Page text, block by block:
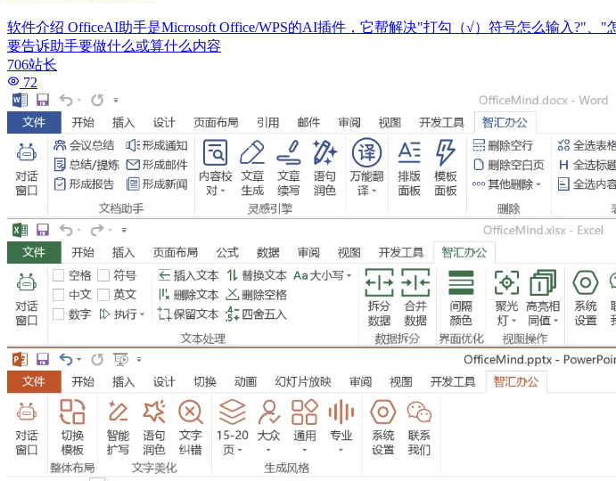
软件介绍 OfficeAI助手是Microsoft Office/WPS的AI插件，它帮解决"打勾（√）符号怎么输入?"
要告诉助手要做什么或算什么内容
706站长
72